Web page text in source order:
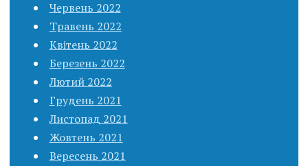
Червень 2022
Травень 2022
Квітень 2022
Березень 2022
Лютий 2022
Грудень 2021
Листопад 2021
Жовтень 2021
Вересень 2021